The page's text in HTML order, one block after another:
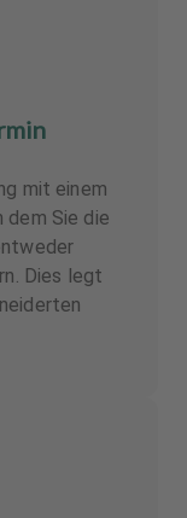
mit einem
dem Sie die
Dies legt